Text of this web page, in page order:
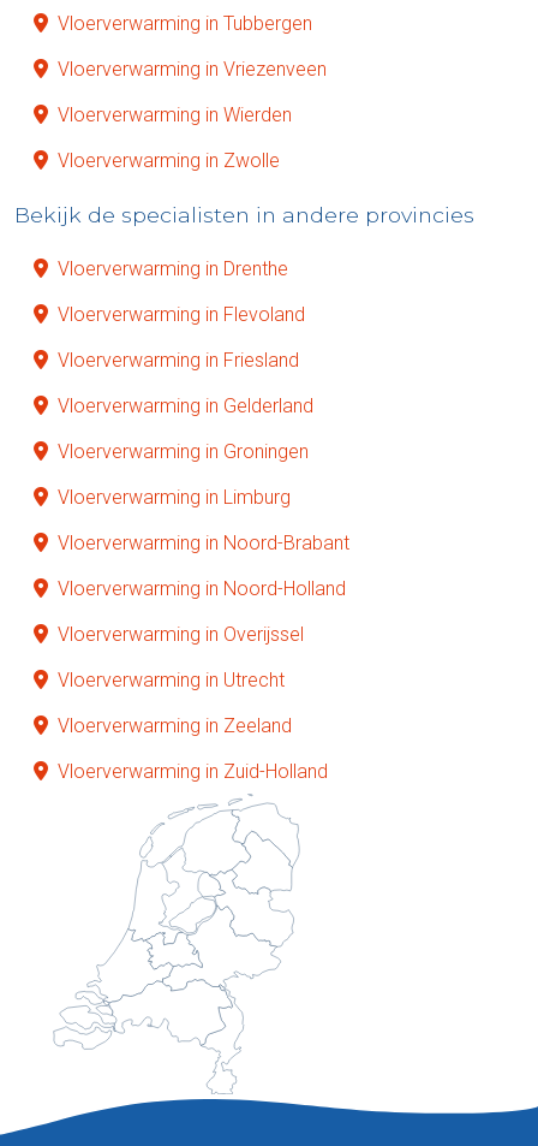
Vloerverwarming in Tubbergen
Vloerverwarming in Vriezenveen
Vloerverwarming in Wierden
Vloerverwarming in Zwolle
Bekijk de specialisten in andere provincies
Vloerverwarming in Drenthe
Vloerverwarming in Flevoland
Vloerverwarming in Friesland
Vloerverwarming in Gelderland
Vloerverwarming in Groningen
Vloerverwarming in Limburg
Vloerverwarming in Noord-Brabant
Vloerverwarming in Noord-Holland
Vloerverwarming in Overijssel
Vloerverwarming in Utrecht
Vloerverwarming in Zeeland
Vloerverwarming in Zuid-Holland